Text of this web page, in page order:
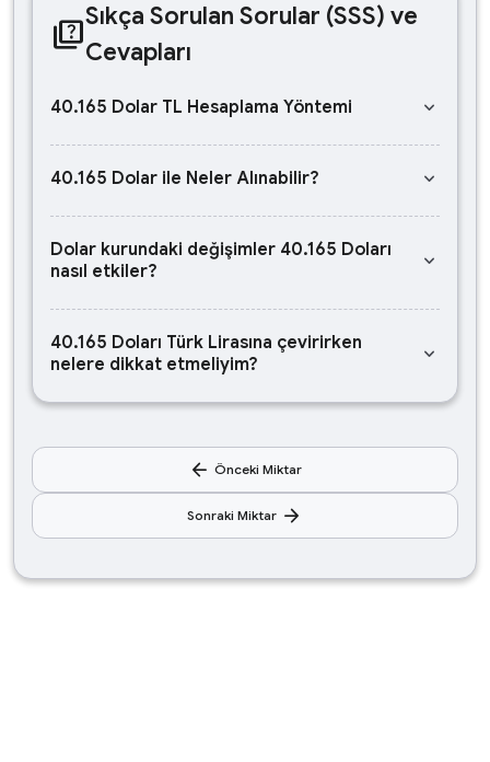
quizSıkça Sorulan Sorular (SSS) ve
Cevapları
40.165 Dolar TL Hesaplama Yöntemi keyboard_arrow_down
40.165 Dolar ile Neler Alınabilir? keyboard_arrow_down
Dolar kurundaki değişimler 40.165 Doları
nasıl etkiler?
keyboard_arrow_down
40.165 Doları Türk Lirasına çevirirken
nelere dikkat etmeliyim?
keyboard_arrow_down
arrow_back Önceki Miktar
Sonraki Miktar arrow_forward